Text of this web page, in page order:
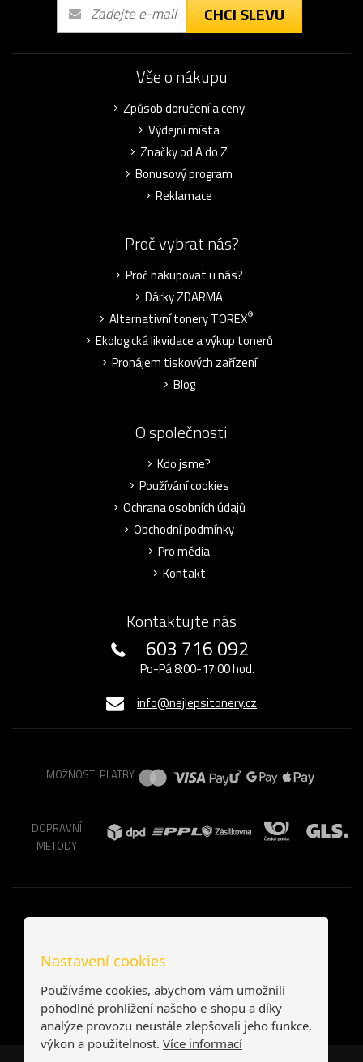
CHCI SLEVU
Vše o nákupu
Způsob doručení a ceny
Výdejní místa
Značky od A do Z
Bonusový program
Reklamace
Proč vybrat nás?
Proč nakupovat u nás?
Dárky ZDARMA
Alternativní tonery TOREX®
Ekologická likvidace a výkup tonerů
Pronájem tiskových zařízení
Blog
O společnosti
Kdo jsme?
Používání cookies
Ochrana osobních údajů
Obchodní podmínky
Pro média
Kontakt
Kontaktujte nás
603 716 092
Po-Pá 8:00-17:00 hod.
info@nejlepsitonery.cz
MOŽNOSTI PLATBY
DOPRAVNÍ
METODY
Nastavení cookies
Používáme cookies, abychom vám umožnili
pohodlné prohlížení našeho e-shopu a díky
analýze provozu neustále zlepšovali jeho funkce,
výkon a použitelnost. Více informací